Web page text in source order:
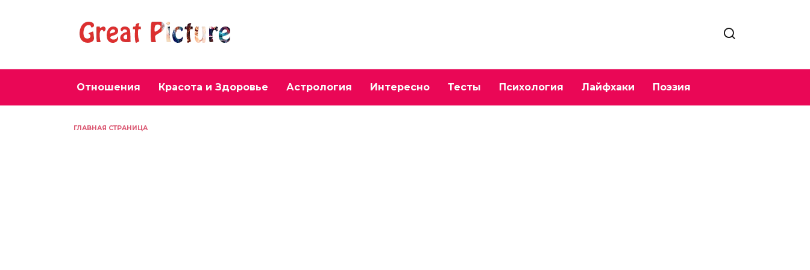
Отношения Красота и Здоровье Астрология Интересно Тесты Психология Лайфхаки Поэзия
ГЛАВНАЯ СТРАНИЦА